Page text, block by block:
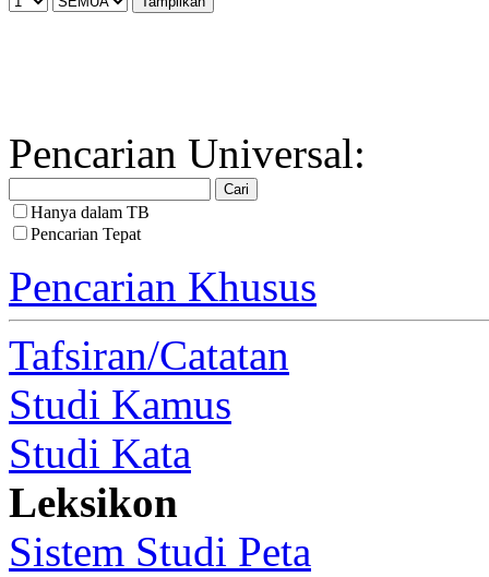
Pencarian Universal:
Hanya dalam TB
Pencarian Tepat
Pencarian Khusus
Tafsiran/Catatan
Studi Kamus
Studi Kata
Leksikon
Sistem Studi Peta